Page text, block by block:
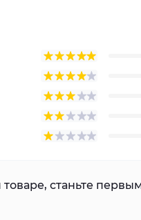
станьте